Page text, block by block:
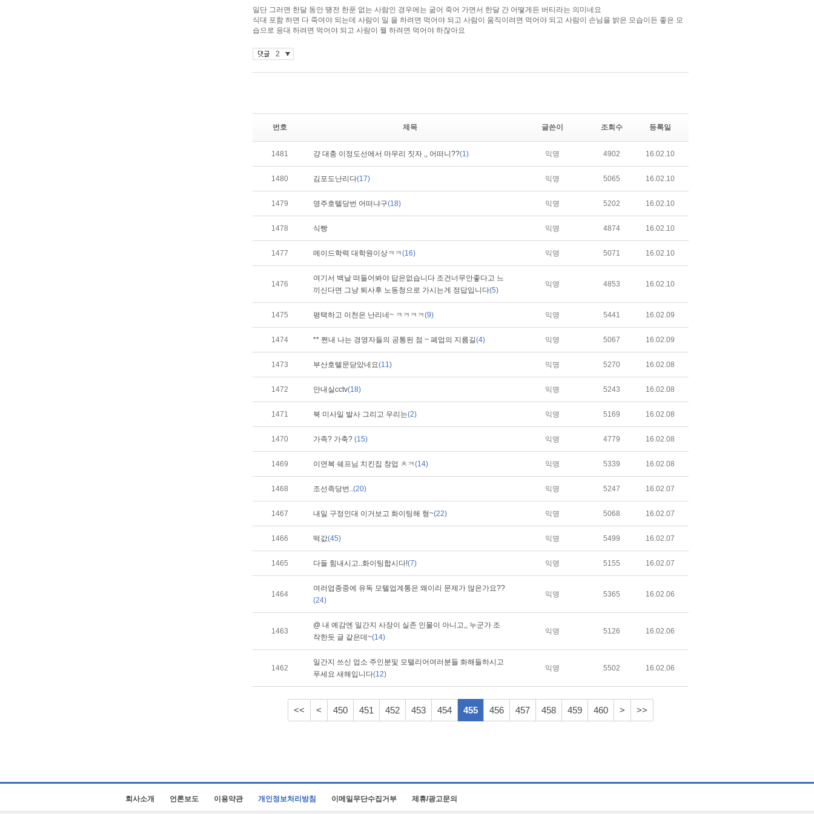
번호 제목 글쓴이 조회수 등록일
1481 걍 대충 이정도선에서 마무리 짓자 ,, 어떠니??(1) 익명 4902 16.02.10
1480 김포도난리다(17) 익명 5065 16.02.10
1479 영주호텔당번 어떠냐구(18) 익명 5202 16.02.10
1478 식빵 익명 4874 16.02.10
1477 메이드학력 대학원이상ㅋㅋ(16) 익명 5071 16.02.10
1476
여기서 백날 떠들어봐야 답은없습니다 조건너무안좋다고 느
끼신다면 그냥 퇴사후 노동청으로 가시는게 정답입니다(5)
익명 4853 16.02.10
1475 평택하고 이천은 난리네~ ㅋㅋㅋㅋ(9) 익명 5441 16.02.09
1474 ** 쩐내 나는 경영자들의 공통된 점 ~ 폐업의 지름길(4) 익명 5067 16.02.09
1473 부산호텔문닫았네요(11) 익명 5270 16.02.08
1472 안내실cctv(18) 익명 5243 16.02.08
1471 북 미사일 발사 그리고 우리는(2) 익명 5169 16.02.08
1470 가족? 가축? (15) 익명 4779 16.02.08
1469 이연복 쉐프님 치킨집 창업 ㅊㅋ(14) 익명 5339 16.02.08
1468 조선족당번..(20) 익명 5247 16.02.07
1467 내일 구정인대 이거보고 화이팅해 형~(22) 익명 5068 16.02.07
1466 떡값(45) 익명 5499 16.02.07
1465 다들 힘내시고..화이팅합시다!(7) 익명 5155 16.02.07
1464
여러업종중에 유독 모텔업계통은 왜이리 문제가 많은가요??
(24)
익명 5365 16.02.06
1463
@ 내 예감엔 일간지 사장이 실존 인물이 아니고,, 누군가 조
작한듯 글 같은데~(14)
익명 5126 16.02.06
1462
일간지 쓰신 업소 주인분및 모텔리어여러분들 화해들하시고
푸세요 새해입니다(12)
익명 5502 16.02.06
<< < 450 451 452 453 454 455 456 457 458 459 460 > >>
회사소개 언론보도 이용약관 개인정보처리방침 이메일무단수집거부 제휴/광고문의